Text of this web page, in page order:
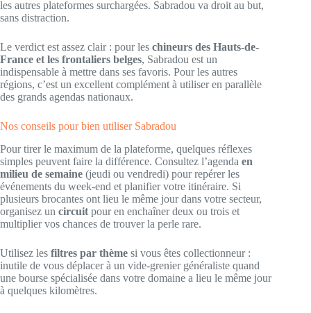
les autres plateformes surchargées. Sabradou va droit au but,
sans distraction.
Le verdict est assez clair : pour les chineurs des Hauts-de-
France et les frontaliers belges, Sabradou est un
indispensable à mettre dans ses favoris. Pour les autres
régions, c’est un excellent complément à utiliser en parallèle
des grands agendas nationaux.
Nos conseils pour bien utiliser Sabradou
Pour tirer le maximum de la plateforme, quelques réflexes
simples peuvent faire la différence. Consultez l’agenda en
milieu de semaine (jeudi ou vendredi) pour repérer les
événements du week-end et planifier votre itinéraire. Si
plusieurs brocantes ont lieu le même jour dans votre secteur,
organisez un circuit pour en enchaîner deux ou trois et
multiplier vos chances de trouver la perle rare.
Utilisez les filtres par thème si vous êtes collectionneur :
inutile de vous déplacer à un vide-grenier généraliste quand
une bourse spécialisée dans votre domaine a lieu le même jour
à quelques kilomètres.